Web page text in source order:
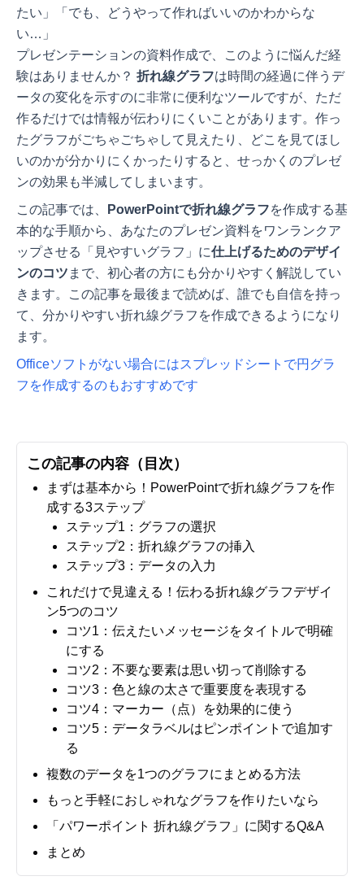
たい」「でも、どうやって作ればいいのかわからな
い…」
プレゼンテーションの資料作成で、このように悩んだ経
験はありませんか？ 折れ線グラフは時間の経過に伴うデ
ータの変化を示すのに非常に便利なツールですが、ただ
作るだけでは情報が伝わりにくいことがあります。作っ
たグラフがごちゃごちゃして見えたり、どこを見てほし
いのかが分かりにくかったりすると、せっかくのプレゼ
ンの効果も半減してしまいます。
この記事では、
PowerPointで折れ線グラフを作成する基
本的な手順から、あなたのプレゼン資料をワンランクア
ップさせる「見やすいグラフ」に仕上げるためのデザイ
ンのコツ まで、初心者の方にも分かりやすく解説してい
きます。この記事を最後まで読めば、誰でも自信を持っ
て、分かりやすい折れ線グラフを作成できるようになり
ます。
Officeソフトがない場合にはスプレッドシートで円グラ
フを作成するのもおすすめです
この記事の内容（目次）
まずは基本から！PowerPointで折れ線グラフを作
成する3ステップ
ステップ1：グラフの選択
ステップ2：折れ線グラフの挿入
ステップ3：データの入力
これだけで見違える！伝わる折れ線グラフデザイ
ン5つのコツ
コツ1：伝えたいメッセージをタイトルで明確
にする
コツ2：不要な要素は思い切って削除する
コツ3：色と線の太さで重要度を表現する
コツ4：マーカー（点）を効果的に使う
コツ5：データラベルはピンポイントで追加す
る
複数のデータを1つのグラフにまとめる方法
もっと手軽におしゃれなグラフを作りたいなら
「パワーポイント 折れ線グラフ」に関するQ&A
まとめ